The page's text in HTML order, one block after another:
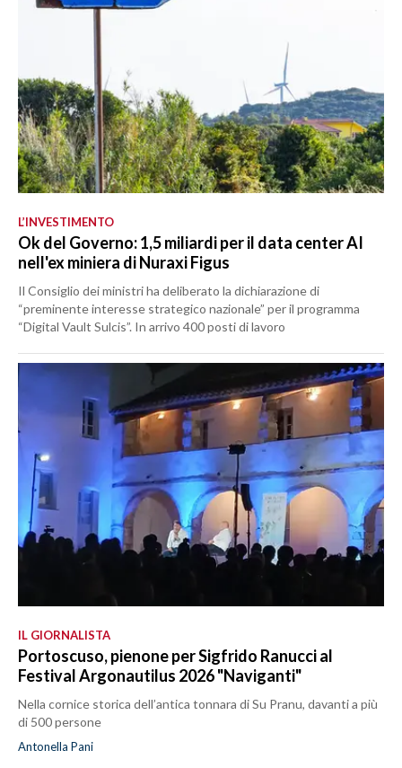
L’INVESTIMENTO
Ok del Governo: 1,5 miliardi per il data center AI
nell'ex miniera di Nuraxi Figus
Il Consiglio dei ministri ha deliberato la dichiarazione di
“preminente interesse strategico nazionale” per il programma
“Digital Vault Sulcis”. In arrivo 400 posti di lavoro
IL GIORNALISTA
Portoscuso, pienone per Sigfrido Ranucci al
Festival Argonautilus 2026 "Naviganti"
Nella cornice storica dell’antica tonnara di Su Pranu, davanti a più
di 500 persone
Antonella Pani